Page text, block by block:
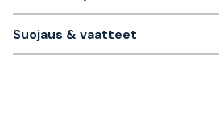
Suojaus & vaatteet